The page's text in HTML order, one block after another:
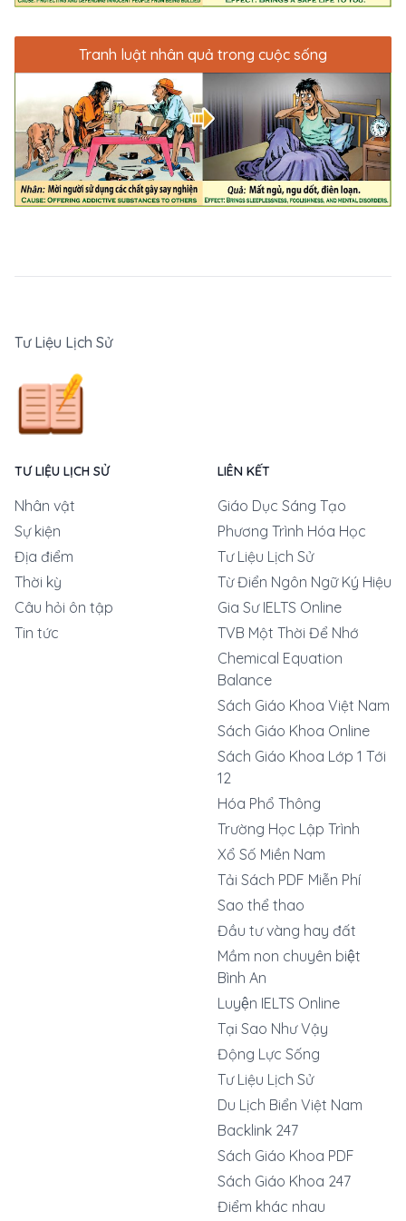
Tranh luật nhân quả trong cuộc sống
Tư Liệu Lịch Sử
TƯ LIỆU LỊCH SỬ
Nhân vật
Sự kiện
Địa điểm
Thời kỳ
Câu hỏi ôn tập
Tin tức
LIÊN KẾT
Giáo Dục Sáng Tạo
Phương Trình Hóa Học
Tư Liệu Lịch Sử
Từ Điển Ngôn Ngữ Ký Hiệu
Gia Sư IELTS Online
TVB Một Thời Để Nhớ
Chemical Equation
Balance
Sách Giáo Khoa Việt Nam
Sách Giáo Khoa Online
Sách Giáo Khoa Lớp 1 Tới
12
Hóa Phổ Thông
Trường Học Lập Trình
Xổ Số Miền Nam
Tải Sách PDF Miễn Phí
Sao thể thao
Đầu tư vàng hay đất
Mầm non chuyên biệt
Bình An
Luyện IELTS Online
Tại Sao Như Vậy
Động Lực Sống
Tư Liệu Lịch Sử
Du Lịch Biển Việt Nam
Backlink 247
Sách Giáo Khoa PDF
Sách Giáo Khoa 247
Điểm khác nhau